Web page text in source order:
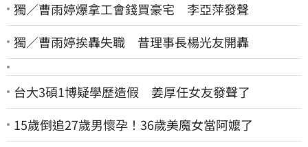
獨／曹雨婷爆拿工會錢買豪宅 李亞萍發聲
獨／曹雨婷挨轟失職 昔理事長楊光友開轟
台大3碩1博疑學歷造假 姜厚任女友發聲了
15歲倒追27歲男懷孕！36歲美魔女當阿嬤了